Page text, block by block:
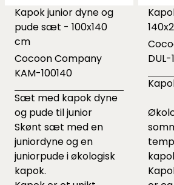
Kapok junior dyne og
pude sæt - 100x140
cm
Cocoon Company
KAM-100140
Sæt med kapok dyne
og pude til junior
Skønt sæt med en
juniordyne og en
juniorpude i økologisk
kapok.